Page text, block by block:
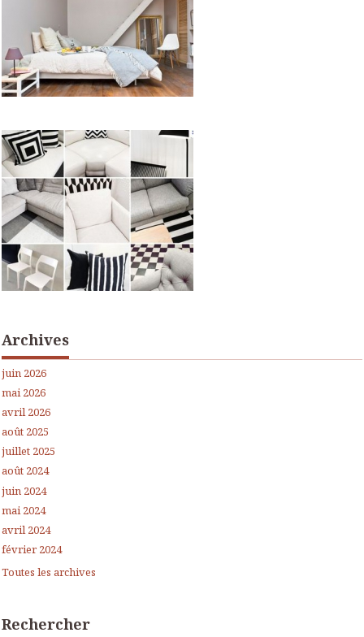
Archives
juin 2026
mai 2026
avril 2026
août 2025
juillet 2025
août 2024
juin 2024
mai 2024
avril 2024
février 2024
Toutes les archives
Rechercher